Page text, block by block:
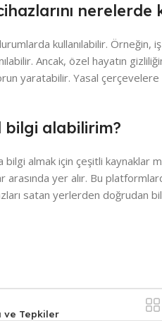
nerelerde
kullanılabilir.
Ancak, özel hayatın
yaratabilir. Yasal
bilgi alabilirim?
bilgi almak için çeşitli
yer alır. Bu
satan yerlerden doğrudan
ve Tepkiler